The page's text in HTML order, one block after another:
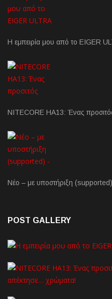
Η εμπειρία μου από το EIGER
NITECORE HA13: Ένας
Νέο – με υποστήριξη
POST GALLERY